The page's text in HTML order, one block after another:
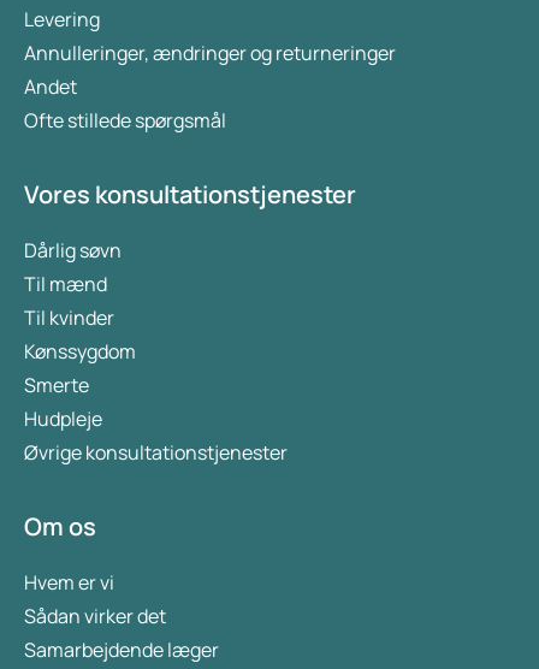
Levering
Annulleringer, ændringer og returneringer
Andet
Ofte stillede spørgsmål
Vores konsultationstjenester
Dårlig søvn
Til mænd
Til kvinder
Kønssygdom
Smerte
Hudpleje
Øvrige konsultationstjenester
Om os
Hvem er vi
Sådan virker det
Samarbejdende læger